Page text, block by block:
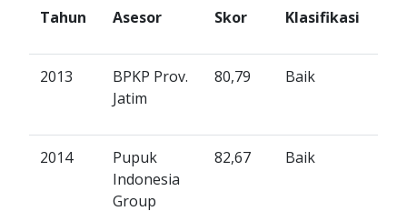
Tahun Asesor Skor Klasifikasi
2013
BPKP Prov.
Jatim
80,79 Baik
2014
Pupuk
Indonesia
Group
82,67 Baik